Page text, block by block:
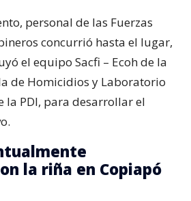
personal de las Fuerzas
concurrió hasta el lugar,
el equipo Sacfi – Ecoh de la
de Homicidios y Laboratorio
la PDI, para desarrollar el
la riña en Copiapó